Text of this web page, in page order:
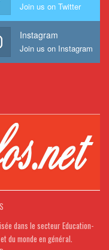
Join us on Twitter
Instagram
Join us on Instagram
dans le secteur Education-
du monde en général.